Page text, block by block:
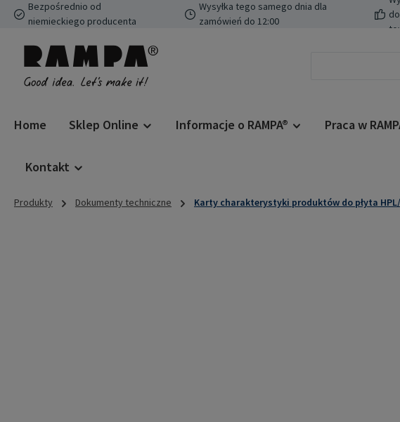
do głównej zawartości
Przejdź do wyszukiwania
Przejdź do głównej nawigacji
Bezpośrednio od
niemieckiego producenta
Wysyłka tego samego dnia dla
zamówień do 12:00
Home Sklep Online Informacje o RAMPA® Praca w
Kontakt
Produkty Dokumenty techniczne Karty charakterystyki produktów do płyta